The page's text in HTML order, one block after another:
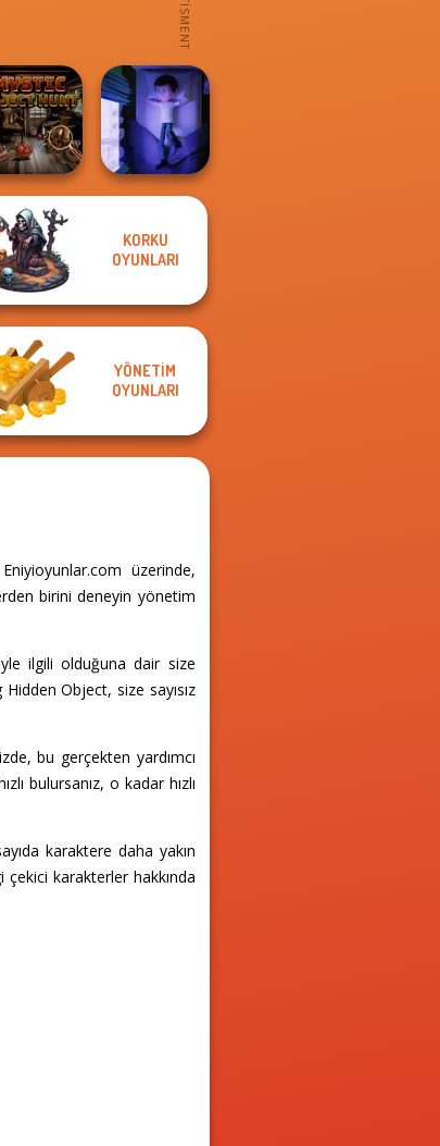
Object
Hunt
Cursed Dreams
KORKU
OYUNLARI
YÖNETIM
OYUNLARI
üzerinde,
birini deneyin yönetim
ilgili olduğuna dair size
Object, size sayısız
bu gerçekten yardımcı
bulursanız, o kadar hızlı
karaktere daha yakın
karakterler hakkında